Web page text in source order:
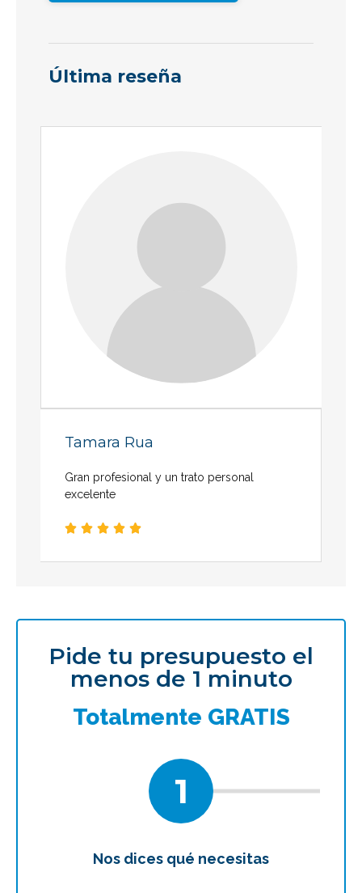
Última reseña
Tamara Rua
Gran profesional y un trato personal
excelente
    
Pide tu presupuesto el
menos de 1 minuto
Totalmente GRATIS
1
Nos dices qué necesitas